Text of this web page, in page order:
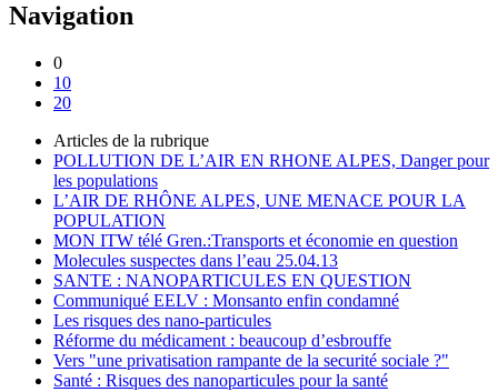
Navigation
0
10
20
Articles de la rubrique
POLLUTION DE L’AIR EN RHONE ALPES, Danger pour
les populations
L’AIR DE RHÔNE ALPES, UNE MENACE POUR LA
POPULATION
MON ITW télé Gren.:Transports et économie en question
Molecules suspectes dans l’eau 25.04.13
SANTE : NANOPARTICULES EN QUESTION
Communiqué EELV : Monsanto enfin condamné
Les risques des nano-particules
Réforme du médicament : beaucoup d’esbrouffe
Vers "une privatisation rampante de la securité sociale ?"
Santé : Risques des nanoparticules pour la santé